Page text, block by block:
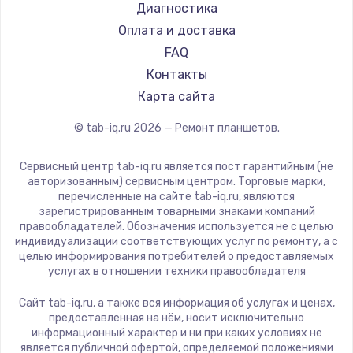
1430 руб.
Заказать
Чистка от пыли
1330 руб.
Заказать
Замена южного моста
2600 руб.
Заказать
Замена материнской платы
1690 руб.
Заказать
Philips
Dell
HP
Getac
ZTE
CHUWI
Диагностика
Оплата и доставка
FAQ
Контакты
Карта сайта
© tab-iq.ru 2026 — Ремонт планшетов.
Сервисный центр tab-iq.ru является пост гарантийным (не
авторизованным) сервисным центром. Торговые марки,
перечисленные на сайте tab-iq.ru, являются
зарегистрированным товарными знаками компаний
правообладателей. Обозначения используется не с целью
индивидуализации соответствующих услуг по ремонту, а с
целью информирования потребителей о предоставляемых
услугах в отношении техники правообладателя
Сайт tab-iq.ru, а также вся информация об услугах и ценах,
предоставленная на нём, носит исключительно
информационный характер и ни при каких условиях не
является публичной офертой, определяемой положениями